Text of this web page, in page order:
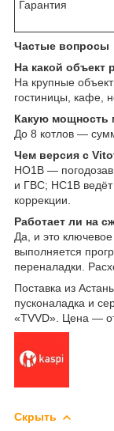
Гарантия
Частые вопросы
На какой объект
На крупные
гостиницы, кафе,
Какую мощность
До 8 котлов —
Чем версия с
HO1B —
и ГВС; HC1B
коррекции.
Работает ли на
Да, и это
выполняется
переналадки.
Поставка из
пусконаладка и
«TVVD». Цена —
Скрыть